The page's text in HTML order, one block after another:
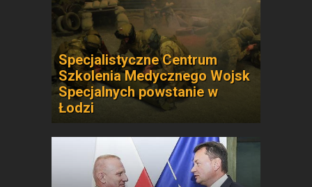
Specjalistyczne Centrum
Szkolenia Medycznego Wojsk
Specjalnych powstanie w
Łodzi